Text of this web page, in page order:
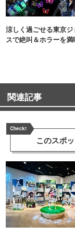
涼しく過ごせる東京ジ
スで絶叫＆ホラーを満
関連記事
Check!
このスポ